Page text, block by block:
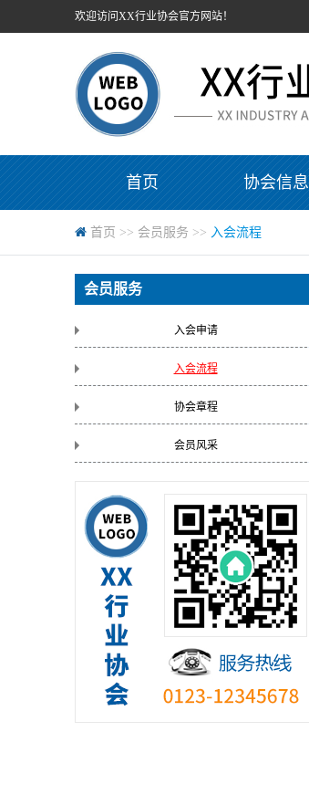
欢迎访问XX行业协会官方网站！
首页 协会信息
首页 >> 会员服务 >> 入会流程
会员服务
入会申请
入会流程
协会章程
会员风采